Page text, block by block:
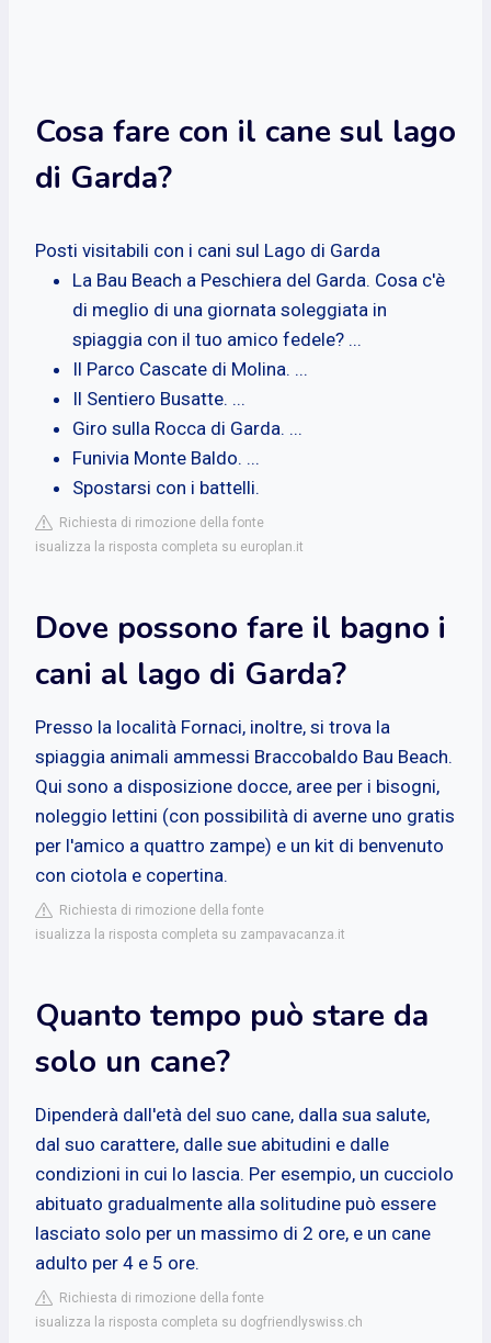
Cosa fare con il cane sul lago
di Garda?
Posti visitabili con i cani sul Lago di Garda
La Bau Beach a Peschiera del Garda. Cosa c'è
di meglio di una giornata soleggiata in
spiaggia con il tuo amico fedele? ...
Il Parco Cascate di Molina. ...
Il Sentiero Busatte. ...
Giro sulla Rocca di Garda. ...
Funivia Monte Baldo. ...
Spostarsi con i battelli.
Richiesta di rimozione della fonte
isualizza la risposta completa su europlan.it
Dove possono fare il bagno i
cani al lago di Garda?
Presso la località Fornaci, inoltre, si trova la
spiaggia animali ammessi Braccobaldo Bau Beach.
Qui sono a disposizione docce, aree per i bisogni,
noleggio lettini (con possibilità di averne uno gratis
per l'amico a quattro zampe) e un kit di benvenuto
con ciotola e copertina.
Richiesta di rimozione della fonte
isualizza la risposta completa su zampavacanza.it
Quanto tempo può stare da
solo un cane?
Dipenderà dall'età del suo cane, dalla sua salute,
dal suo carattere, dalle sue abitudini e dalle
condizioni in cui lo lascia. Per esempio, un cucciolo
abituato gradualmente alla solitudine può essere
lasciato solo per un massimo di 2 ore, e un cane
adulto per 4 e 5 ore.
Richiesta di rimozione della fonte
isualizza la risposta completa su dogfriendlyswiss.ch